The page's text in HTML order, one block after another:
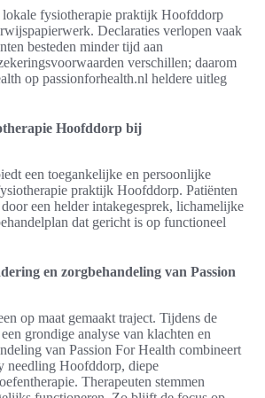
fysiotherapie praktijk Hoofddorp
Declaraties verlopen vaak
besteden minder tijd aan
verschillen; daarom
op passionforhealth.nl heldere uitleg
Hoofddorp bij
een toegankelijke en persoonlijke
praktijk Hoofddorp. Patiënten
een helder intakegesprek, lichamelijke
dat gericht is op functioneel
en zorgbehandeling van Passion
op maat gemaakt traject. Tijdens de
grondige analyse van klachten en
van Passion For Health combineert
needling Hoofddorp, diepe
Therapeuten stemmen